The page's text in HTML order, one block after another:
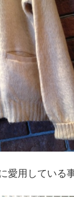
愛用している